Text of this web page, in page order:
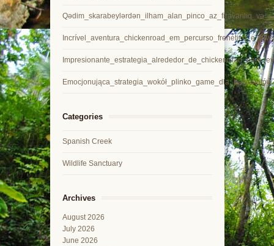
Categories
Spanish Creek
Wildlife Sanctuary
Archives
August 2026
July 2026
June 2026